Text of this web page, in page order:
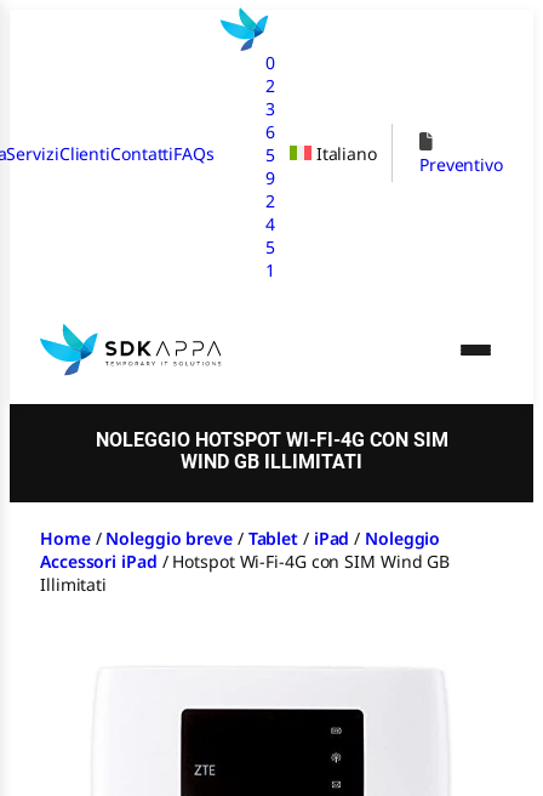
ServiziClientiContattiFAQs
0
2
3
6
5
9
2
4
5
1
Italiano Preventivo
NOLEGGIO HOTSPOT WI-FI-4G CON SIM
WIND GB ILLIMITATI
Home/ Noleggio breve/ Tablet / iPad / Noleggio
Accessori iPad / Hotspot Wi-Fi-4G con SIM Wind GB
Illimitati